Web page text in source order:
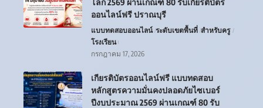
ออนไลน์ฟรี ปราณบุรี
แบบทดสอบออนไลน์ ระดับเขตพื้นที่ สำหรับครู
โรงเรียน
กรกฎาคม 17, 2026
เกียรติบัตรออนไลน์ฟรี แบบทดสอบ
หลักสูตรความมั่นคงปลอดภัยไซเบอร์
ปีงบประมาณ 2569 ผ่านเกณฑ์ 80 รับ